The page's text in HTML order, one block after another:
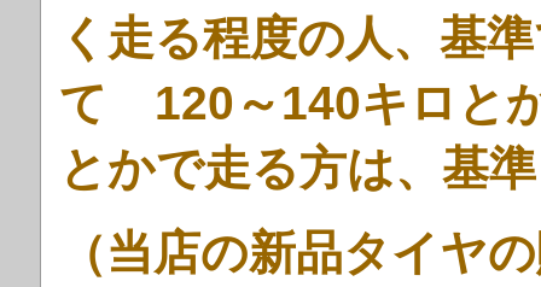
く走る程度の人、
て 120～140キロ
とかで走る方は、基
（当店の新品タイヤ